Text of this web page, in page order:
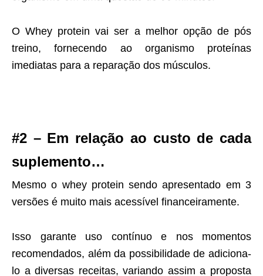
O Whey protein vai ser a melhor opção de pós
treino, fornecendo ao organismo proteínas
imediatas para a reparação dos músculos.
#2 – Em relação ao custo de cada
suplemento…
Mesmo o whey protein sendo apresentado em 3
versões é muito mais acessível financeiramente.
Isso garante uso contínuo e nos momentos
recomendados, além da possibilidade de adiciona-
lo a diversas receitas, variando assim a proposta